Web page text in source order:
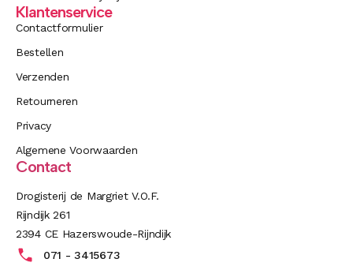
Klantenservice
Contactformulier
Bestellen
Verzenden
Retourneren
Privacy
Algemene Voorwaarden
Contact
Drogisterij de Margriet V.O.F.
Rijndijk 261
2394 CE Hazerswoude-Rijndijk
071 - 3415673